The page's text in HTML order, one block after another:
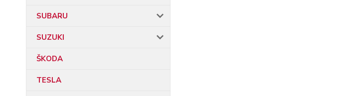
SUBARU
SUZUKI
ŠKODA
TESLA